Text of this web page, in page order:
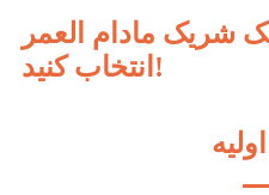
شریک مادام العمر
انتخاب کنید!